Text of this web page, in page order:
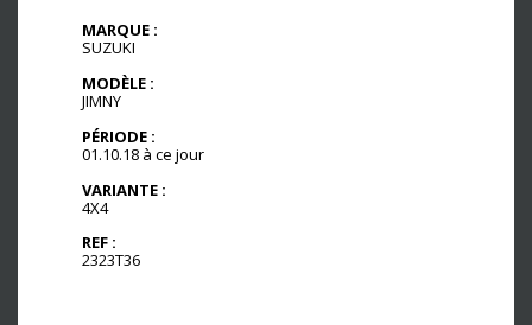
MARQUE :
SUZUKI
MODÈLE :
JIMNY
PÉRIODE :
01.10.18 à ce jour
VARIANTE :
4X4
REF :
2323T36